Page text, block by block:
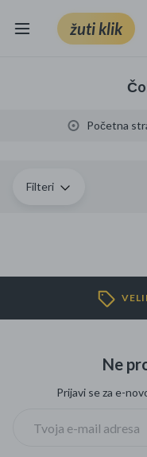
žuti klik
TV, audio i foto
Sport i slobodno
Početna
Filteri
Ne
Prijavi se za e-